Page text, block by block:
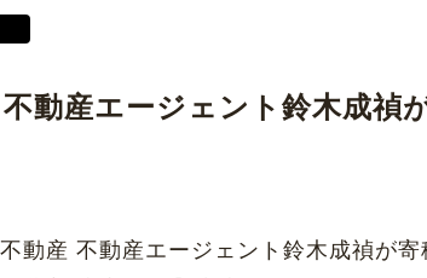
動産エージェント鈴木成禎
動産 不動産エージェント鈴木成禎が寄